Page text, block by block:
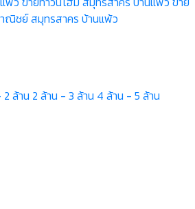
ณิชย์ สมุทรสาคร บ้านแพ้ว
2 ล้าน 2 ล้าน - 3 ล้าน 4 ล้าน - 5 ล้าน